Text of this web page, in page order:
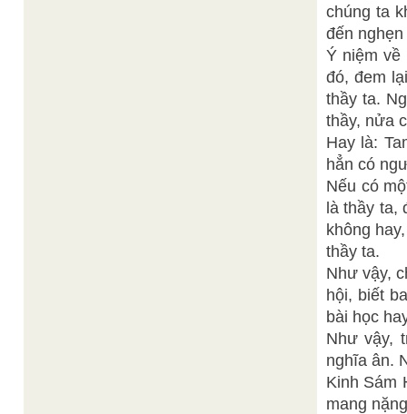
chúng ta
đến
Ý niệm về
đó, đem
thầy ta.
thầy, nửa
Hay là:
hẳn có
Nếu có
là thầy ta,
không
thầy ta.
Như vậy,
hội, biết
bài học
Như vậy,
nghĩa ân.
Kinh Sám
mang